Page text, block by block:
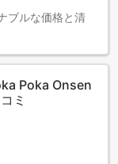
ブルな価格と清
Poka Onsen
ミ